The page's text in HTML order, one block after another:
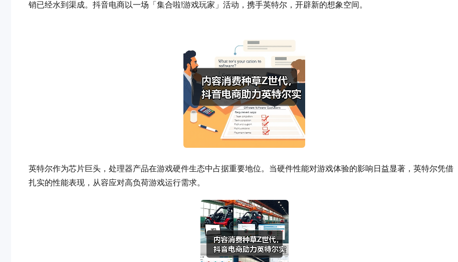
销已经水到渠成。抖音电商以一场「集合啦!游戏玩家」活动，携手英特尔，开辟新的想象空间。
英特尔作为芯片巨头，处理器产品在游戏硬件生态中占据重要地位。当硬件性能对游戏体验的影响日益显著，英特尔凭借
扎实的性能表现，从容应对高负荷游戏运行需求。